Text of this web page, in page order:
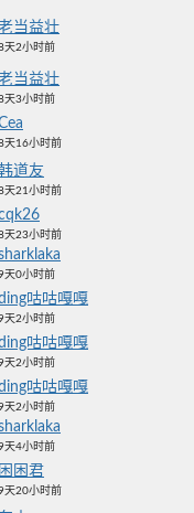
当益壮
天2小时前
当益壮
天3小时前
天16小时前
道友
天21小时前
天23小时前
天0小时前
咕咕嘎嘎
天2小时前
咕咕嘎嘎
天2小时前
咕咕嘎嘎
天2小时前
天4小时前
困困君
天20小时前